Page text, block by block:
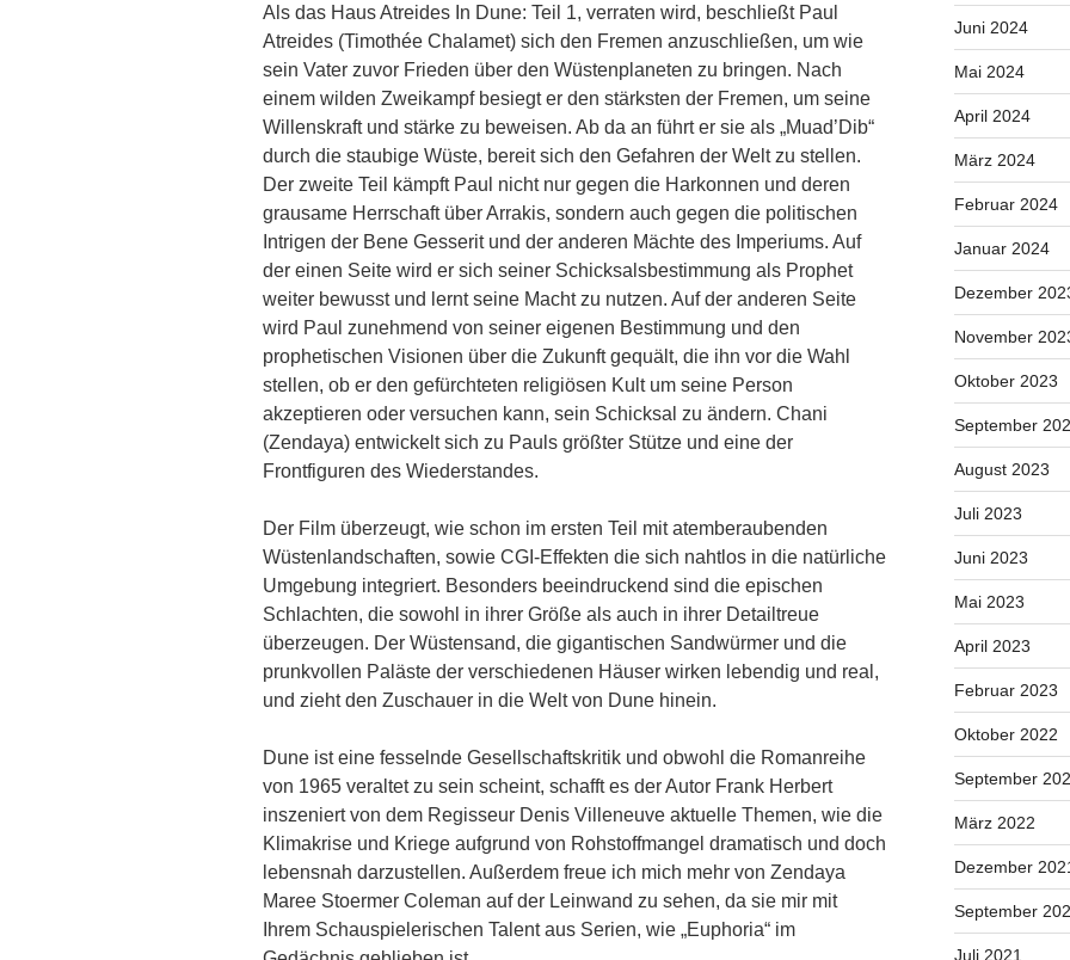
Als das Haus Atreides In Dune: Teil 1, verraten wird, beschließt Paul
Atreides (Timothée Chalamet) sich den Fremen anzuschließen, um wie
sein Vater zuvor Frieden über den Wüstenplaneten zu bringen. Nach
einem wilden Zweikampf besiegt er den stärksten der Fremen, um seine
Willenskraft und stärke zu beweisen. Ab da an führt er sie als „Muad’Dib“
durch die staubige Wüste, bereit sich den Gefahren der Welt zu stellen.
Der zweite Teil kämpft Paul nicht nur gegen die Harkonnen und deren
grausame Herrschaft über Arrakis, sondern auch gegen die politischen
Intrigen der Bene Gesserit und der anderen Mächte des Imperiums. Auf
der einen Seite wird er sich seiner Schicksalsbestimmung als Prophet
weiter bewusst und lernt seine Macht zu nutzen. Auf der anderen Seite
wird Paul zunehmend von seiner eigenen Bestimmung und den
prophetischen Visionen über die Zukunft gequält, die ihn vor die Wahl
stellen, ob er den gefürchteten religiösen Kult um seine Person
akzeptieren oder versuchen kann, sein Schicksal zu ändern. Chani
(Zendaya) entwickelt sich zu Pauls größter Stütze und eine der
Frontfiguren des Wiederstandes.
Der Film überzeugt, wie schon im ersten Teil mit atemberaubenden
Wüstenlandschaften, sowie CGI-Effekten die sich nahtlos in die natürliche
Umgebung integriert. Besonders beeindruckend sind die epischen
Schlachten, die sowohl in ihrer Größe als auch in ihrer Detailtreue
überzeugen. Der Wüstensand, die gigantischen Sandwürmer und die
prunkvollen Paläste der verschiedenen Häuser wirken lebendig und real,
und zieht den Zuschauer in die Welt von Dune hinein.
Dune ist eine fesselnde Gesellschaftskritik und obwohl die Romanreihe
von 1965 veraltet zu sein scheint, schafft es der Autor Frank Herbert
inszeniert von dem Regisseur Denis Villeneuve aktuelle Themen, wie die
Klimakrise und Kriege aufgrund von Rohstoffmangel dramatisch und doch
lebensnah darzustellen. Außerdem freue ich mich mehr von Zendaya
Maree Stoermer Coleman auf der Leinwand zu sehen, da sie mir mit
Ihrem Schauspielerischen Talent aus Serien, wie „Euphoria“ im
Juni 2024
Mai 2024
April 2024
März 2024
Februar 2024
Januar 2024
Dezember
November
Oktober 2023
September
August 2023
Juli 2023
Juni 2023
Mai 2023
April 2023
Februar 2023
Oktober 2022
September
März 2022
Dezember
September
Juli 2021